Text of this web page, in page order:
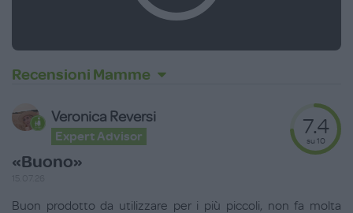
Recensioni Mamme
Veronica Reversi
Expert Advisor
«Buono»
7.4
su 10
Buon prodotto da utilizzare per i più piccoli, non fa molta